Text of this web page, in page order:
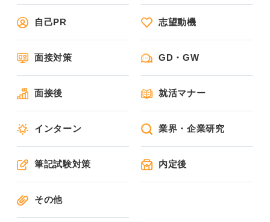
自己PR 志望動機
面接対策 GD・GW
面接後 就活マナー
インターン 業界・企業研究
筆記試験対策 内定後
その他